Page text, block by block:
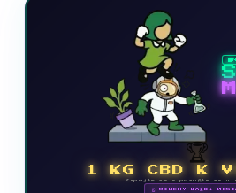
🏆
1 KG CBD K
Zapojte sa a posuňte sa v
🗓 ODMENY KAŽDÝ